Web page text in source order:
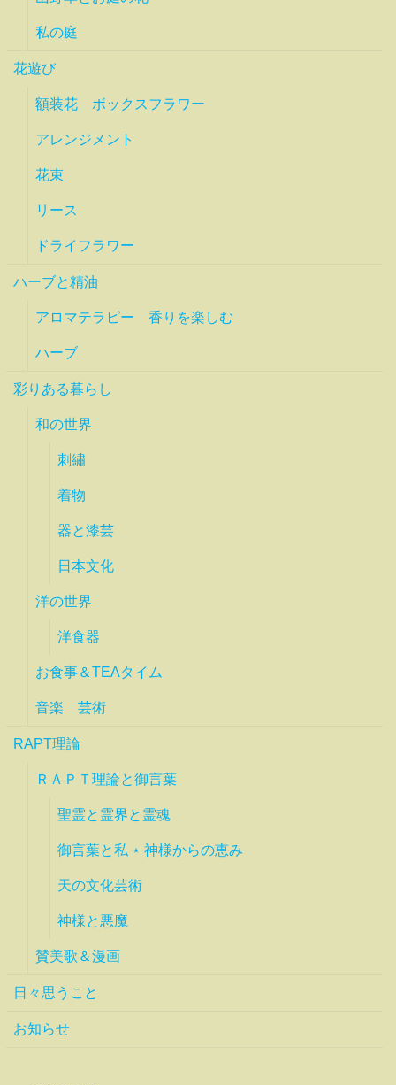
私の庭
花遊び
額装花 ボックスフラワー
アレンジメント
花束
リース
ドライフラワー
ハーブと精油
アロマテラピー 香りを楽しむ
ハーブ
彩りある暮らし
和の世界
刺繡
着物
器と漆芸
日本文化
洋の世界
洋食器
お食事＆TEAタイム
音楽 芸術
RAPT理論
ＲＡＰＴ理論と御言葉
聖霊と霊界と霊魂
御言葉と私 ⋆ 神様からの恵み
天の文化芸術
神様と悪魔
賛美歌＆漫画
日々思うこと
お知らせ